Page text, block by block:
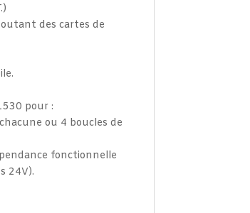
des cartes de
pour :
ou 4 boucles de
fonctionnelle
24V).